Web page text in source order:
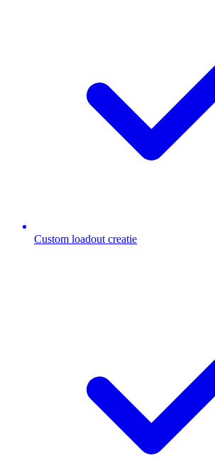
Custom loadout creatie